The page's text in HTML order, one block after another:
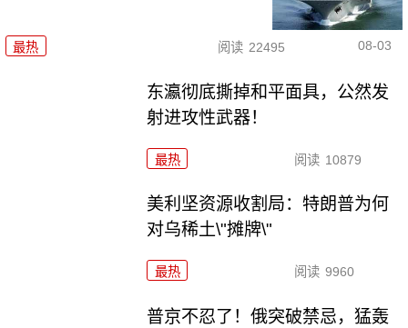
最热 阅读 22495 08-03
东瀛彻底撕掉和平面具，公然发
射进攻性武器！
最热 阅读 10879
美利坚资源收割局：特朗普为何
对乌稀土\"摊牌\"
最热 阅读 9960
普京不忍了！俄突破禁忌，猛轰